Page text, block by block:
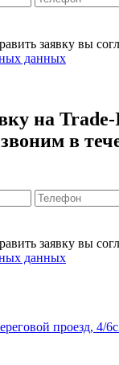
заявку вы
данных
на
в
заявку вы
данных
проезд, 4/